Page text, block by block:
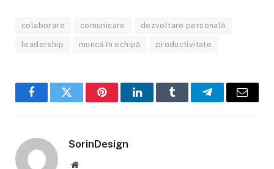
colaborare comunicare dezvoltare personală
leadership muncă în echipă productivitate
FacebookTwitter PinterestLinkedInTumblr TelegramEmail
SorinDesign
Website